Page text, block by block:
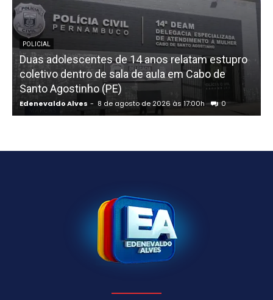
POLICIAL
Duas adolescentes de 14 anos relatam estupro
coletivo dentro de sala de aula em Cabo de
Santo Agostinho (PE)
Edenevaldo Alves - 8 de agosto de 2026 às 17:00h 0